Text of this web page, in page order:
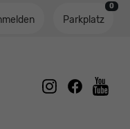
Parkplatz
0
instagram
facebook